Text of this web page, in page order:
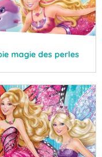
magie des perles